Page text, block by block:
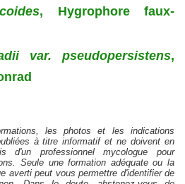
, Hygrophore faux-
var. pseudopersistens,
les photos et les indications
à titre informatif et ne doivent en
d'un professionnel mycologue pour
Seule une formation adéquate ou la
averti peut vous permettre d'identifier de